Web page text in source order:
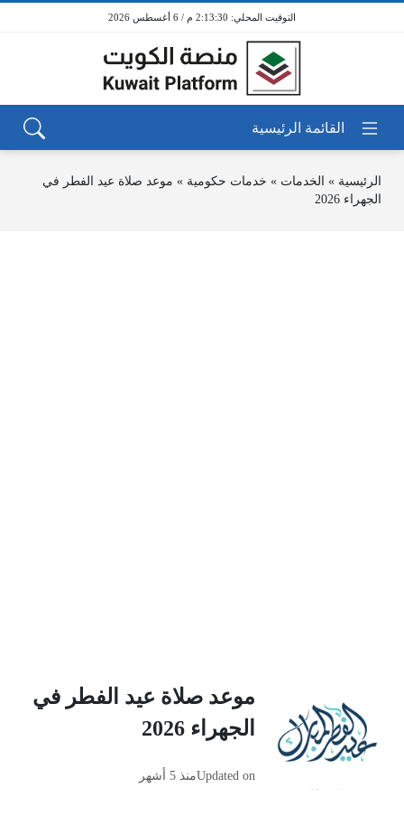
2:13:30 م / 6 أغسطس 2026
الرئيسية » الخدمات » خدمات حكومية » موعد صلاة عيد الفطر في
الجهراء 2026
موعد صلاة عيد الفطر في
الجهراء 2026
Updated onمنذ 5 أشهر